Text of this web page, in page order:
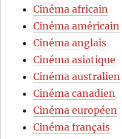
Cinéma africain
Cinéma américain
Cinéma anglais
Cinéma asiatique
Cinéma australien
Cinéma canadien
Cinéma européen
Cinéma français